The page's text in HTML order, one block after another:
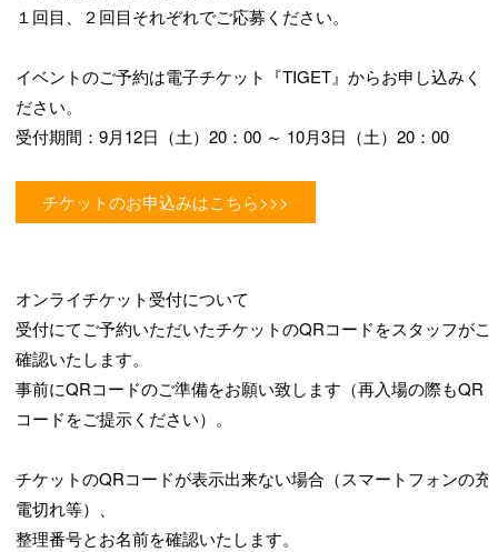
１回目、２回目それぞれでご応募ください。
イベントのご予約は電子チケット『TIGET』からお申し込みく
ださい。
受付期間：9月12日（土）20：00 ～ 10月3日（土）20：00
チケットのお申込みはこちら>>>
オンライチケット受付について
受付にてご予約いただいたチケットのQRコードをスタッフがご
確認いたします。
事前にQRコードのご準備をお願い致します（再入場の際もQR
コードをご提示ください）。
チケットのQRコードが表示出来ない場合（スマートフォンの充
電切れ等）、
整理番号とお名前を確認いたします。